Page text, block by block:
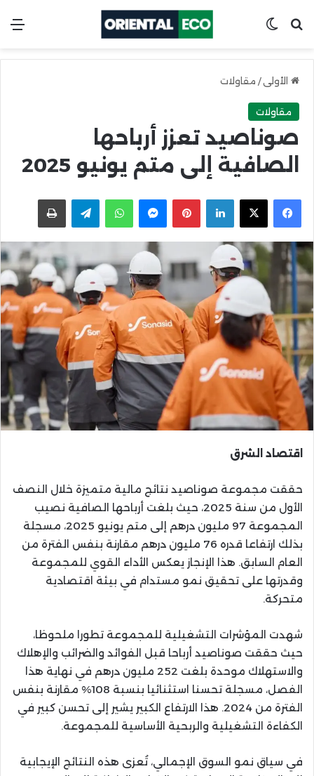
ابحث عنSwitch skin
الأولى / مقاولات
مقاولات
صوناصيد تعزز أرباحها
الصافية إلى متم يونيو 2025
Facebook
X
LinkedIn
Pinterest
Messenger
WhatsApp
Telegramاطبعها
اقتصاد الشرق
حققت مجموعة صوناصيد نتائج مالية متميزة خلال النصف
الأول من سنة 2025، حيث بلغت أرباحها الصافية نصيب
المجموعة 97 مليون درهم إلى متم يونيو 2025، مسجلة
بذلك ارتفاعا قدره 76 مليون درهم مقارنة بنفس الفترة من
العام السابق. هذا الإنجاز يعكس الأداء القوي للمجموعة
وقدرتها على تحقيق نمو مستدام في بيئة اقتصادية
متحركة.
شهدت المؤشرات التشغيلية للمجموعة تطورا ملحوظا،
حيث حققت صوناصيد أرباحا قبل الفوائد والضرائب والإهلاك
والاستهلاك موحدة بلغت 252 مليون درهم في نهاية هذا
الفصل، مسجلة تحسنا استثنائيا بنسبة 108% مقارنة بنفس
الفترة من 2024. هذا الارتفاع الكبير يشير إلى تحسن كبير في
الكفاءة التشغيلية والربحية الأساسية للمجموعة.
في سياق نمو السوق الإجمالي، تُعزى هذه النتائج الإيجابية